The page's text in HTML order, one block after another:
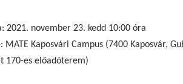
2021. november 23. kedd 10:00 óra
MATE Kaposvári Campus (7400 Kaposvár,
170-es előadóterem)